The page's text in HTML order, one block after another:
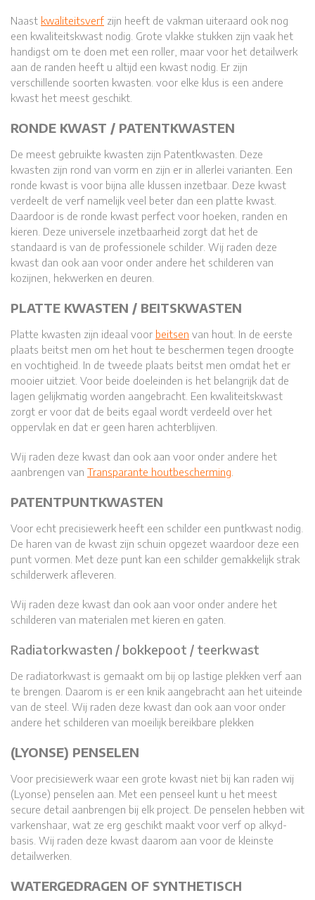
Naast kwaliteitsverf zijn heeft de vakman uiteraard ook nog
een kwaliteitskwast nodig. Grote vlakke stukken zijn vaak het
handigst om te doen met een roller, maar voor het detailwerk
aan de randen heeft u altijd een kwast nodig. Er zijn
verschillende soorten kwasten. voor elke klus is een andere
kwast het meest geschikt.
RONDE KWAST / PATENTKWASTEN
De meest gebruikte kwasten zijn Patentkwasten. Deze
kwasten zijn rond van vorm en zijn er in allerlei varianten. Een
ronde kwast is voor bijna alle klussen inzetbaar. Deze kwast
verdeelt de verf namelijk veel beter dan een platte kwast.
Daardoor is de ronde kwast perfect voor hoeken, randen en
kieren. Deze universele inzetbaarheid zorgt dat het de
standaard is van de professionele schilder. Wij raden deze
kwast dan ook aan voor onder andere het schilderen van
kozijnen, hekwerken en deuren.
PLATTE KWASTEN / BEITSKWASTEN
Platte kwasten zijn ideaal voor beitsen van hout. In de eerste
plaats beitst men om het hout te beschermen tegen droogte
en vochtigheid. In de tweede plaats beitst men omdat het er
mooier uitziet. Voor beide doeleinden is het belangrijk dat de
lagen gelijkmatig worden aangebracht. Een kwaliteitskwast
zorgt er voor dat de beits egaal wordt verdeeld over het
oppervlak en dat er geen haren achterblijven.
Wij raden deze kwast dan ook aan voor onder andere het
aanbrengen van Transparante houtbescherming
PATENTPUNTKWASTEN
Voor echt precisiewerk heeft een schilder een puntkwast nodig.
De haren van de kwast zijn schuin opgezet waardoor deze een
punt vormen. Met deze punt kan een schilder gemakkelijk strak
schilderwerk afleveren.
Wij raden deze kwast dan ook aan voor onder andere het
schilderen van materialen met kieren en gaten.
Radiatorkwasten / bokkepoot / teerkwast
De radiatorkwast is gemaakt om bij op lastige plekken verf aan
te brengen. Daarom is er een knik aangebracht aan het uiteinde
van de steel. Wij raden deze kwast dan ook aan voor onder
andere het schilderen van moeilijk bereikbare plekken
(LYONSE) PENSELEN
Voor precisiewerk waar een grote kwast niet bij kan raden wij
(Lyonse) penselen aan. Met een penseel kunt u het meest
secure detail aanbrengen bij elk project. De penselen hebben wit
varkenshaar, wat ze erg geschikt maakt voor verf op alkyd-
basis. Wij raden deze kwast daarom aan voor de kleinste
detailwerken.
WATERGEDRAGEN OF SYNTHETISCH